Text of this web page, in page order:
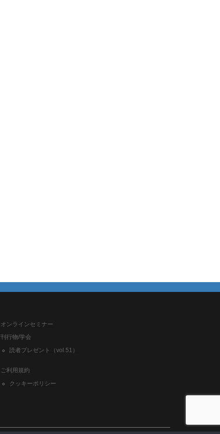
オンラインセミナー
刊行物/学会
読者プレゼント（vol.51）
ご利用規約
クッキーポリシー